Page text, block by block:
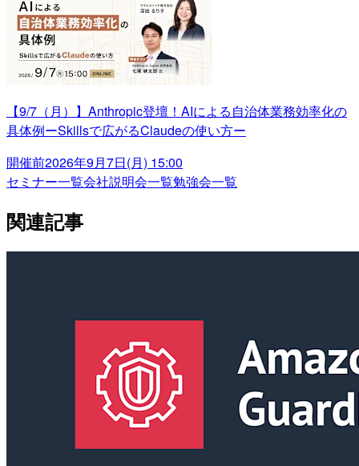
【9/7（月）】Anthropic登壇！AIによる自治体業務効率化の
具体例ーSkillsで広がるClaudeの使い方ー
開催前2026年9月7日(月) 15:00
セミナー一覧会社説明会一覧勉強会一覧
関連記事